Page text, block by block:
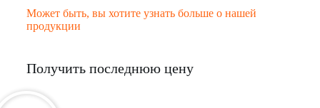
Может быть, вы хотите узнать больше о нашей
продукции
Получить последнюю цену